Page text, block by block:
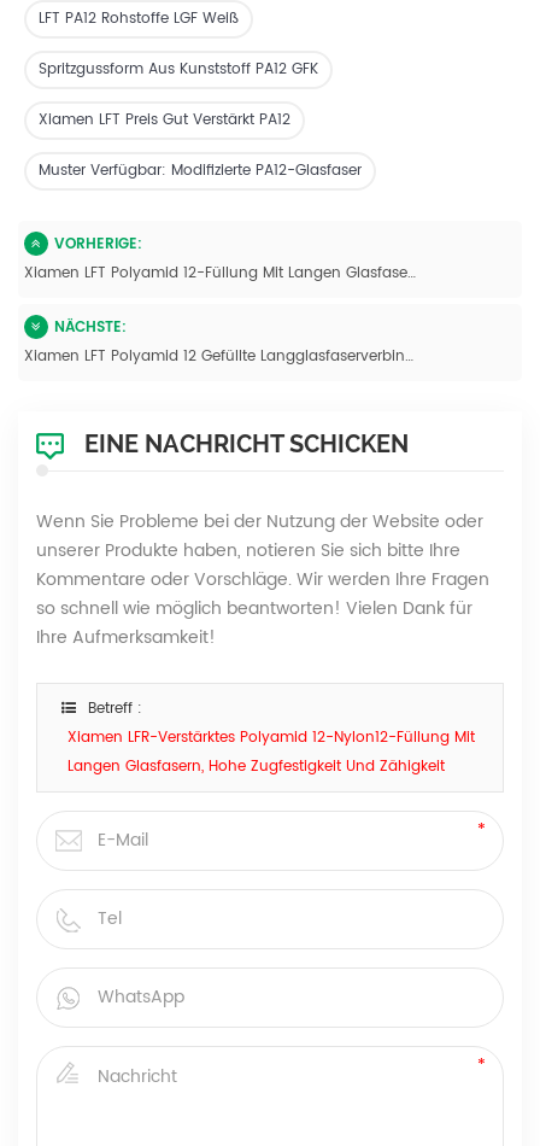
LFT PA12 Rohstoffe LGF Weiß
Spritzgussform Aus Kunststoff PA12 GFK
Xiamen LFT Preis Gut Verstärkt PA12
Muster Verfügbar: Modifizierte PA12-Glasfaser
VORHERIGE:
Xiamen LFT Polyamid 12-Füllung Mit Langen Glasfaserverbindungen Mit Hoher Steifigkeit Und Zähigkeit
NÄCHSTE:
Xiamen LFT Polyamid 12 Gefüllte Langglasfaserverbindungen, Chinesischer Hersteller
EINE NACHRICHT SCHICKEN
Wenn Sie Probleme bei der Nutzung der Website oder
unserer Produkte haben, notieren Sie sich bitte Ihre
Kommentare oder Vorschläge. Wir werden Ihre Fragen
so schnell wie möglich beantworten! Vielen Dank für
Ihre Aufmerksamkeit!
Betreff :
Xiamen LFR-Verstärktes Polyamid 12-Nylon12-Füllung Mit
Langen Glasfasern, Hohe Zugfestigkeit Und Zähigkeit